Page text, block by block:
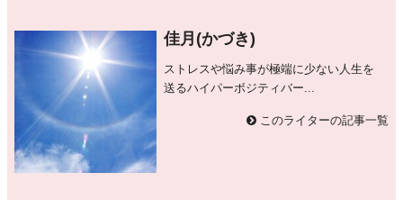
佳月(かづき)
ストレスや悩み事が極端に少ない人生を
送るハイパーボジティバー...
このライターの記事一覧